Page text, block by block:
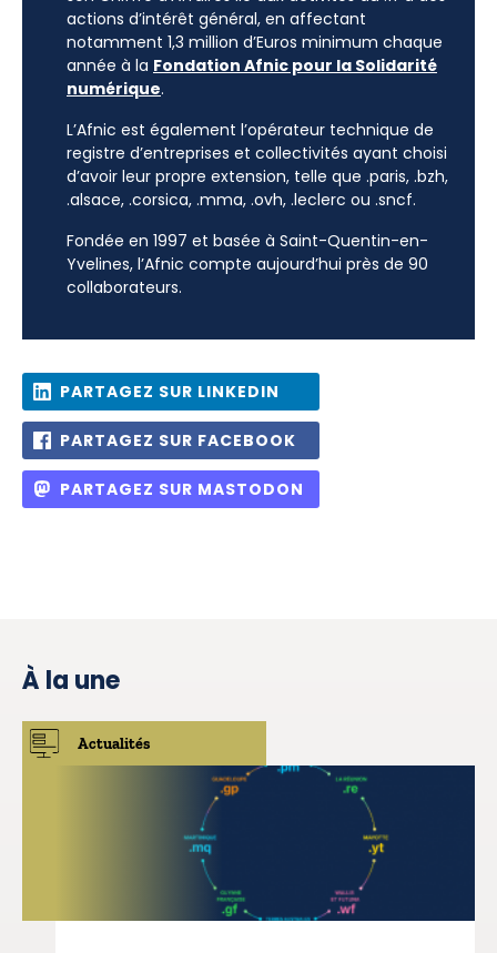
actions d’intérêt général, en affectant
notamment 1,3 million d’Euros minimum chaque
année à la Fondation Afnic pour la Solidarité
numérique.
L’Afnic est également l’opérateur technique de
registre d’entreprises et collectivités ayant choisi
d’avoir leur propre extension, telle que .paris, .bzh,
.alsace, .corsica, .mma, .ovh, .leclerc ou .sncf.
Fondée en 1997 et basée à Saint-Quentin-en-
Yvelines, l’Afnic compte aujourd’hui près de 90
collaborateurs.
PARTAGEZ SUR LINKEDIN
PARTAGEZ SUR FACEBOOK
PARTAGEZ SUR MASTODON
À la une
Actualités